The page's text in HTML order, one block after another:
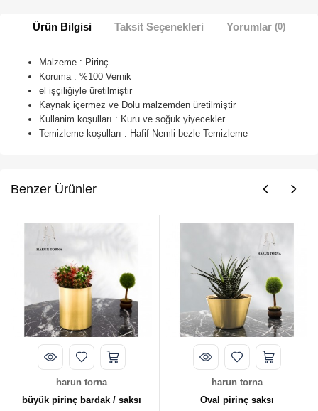
Ürün Bilgisi Taksit Seçenekleri Yorumlar (0)
Malzeme : Pirinç
Koruma : %100 Vernik
el işçiliğiyle üretilmiştir
Kaynak içermez ve Dolu malzemden üretilmiştir
Kullanim koşulları : Kuru ve soğuk yiyecekler
Temizleme koşulları : Hafif Nemli bezle Temizleme
Benzer Ürünler
harun torna
büyük pirinç bardak / saksı
harun torna
Oval pirinç saksı